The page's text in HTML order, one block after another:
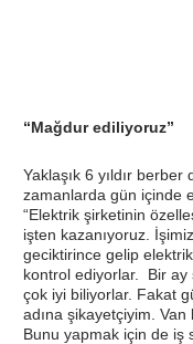
“Mağdur ediliyoruz”
Yaklaşık 6 yıldır
zamanlarda gün içinde
“Elektrik şirketinin
işten kazanıyoruz.
geciktirince gelip
kontrol ediyorlar. Bir ay
çok iyi biliyorlar. Fakat
adına şikayetçiyim. Van
Bunu yapmak için de iş